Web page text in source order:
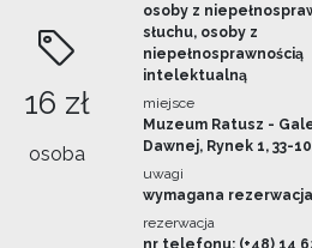
16 zł
osoba
osoby z
słuchu, osoby z
niepełnosprawnością
intelektualną
miejsce
Muzeum Ratusz -
Dawnej, Rynek 1, 33-
uwagi
wymagana rezerwacja
rezerwacja